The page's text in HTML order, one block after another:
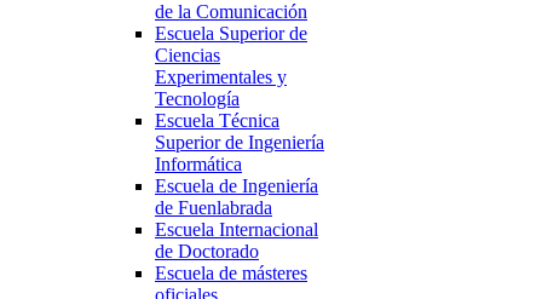
de la Comunicación
Escuela Superior de
Ciencias
Experimentales y
Tecnología
Escuela Técnica
Superior de Ingeniería
Informática
Escuela de Ingeniería
de Fuenlabrada
Escuela Internacional
de Doctorado
Escuela de másteres
oficiales